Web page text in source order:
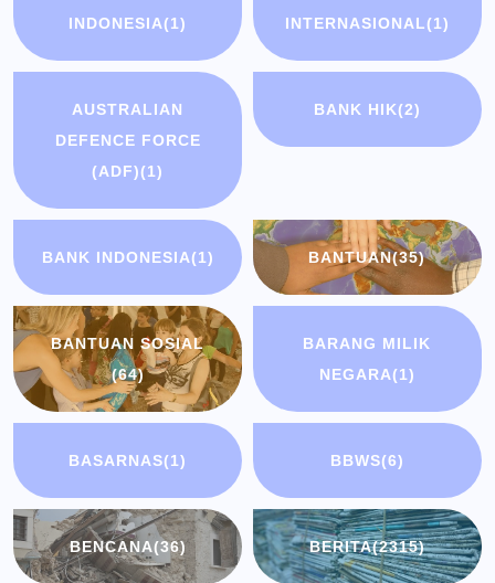
INDONESIA(1)
INTERNASIONAL(1)
AUSTRALIAN
DEFENCE FORCE
(ADF)(1)
BANK HIK(2)
BANK INDONESIA(1) BANTUAN(35)
BANTUAN SOSIAL
(64)
BARANG MILIK
NEGARA(1)
BASARNAS(1) BBWS(6)
BENCANA(36) BERITA(2315)